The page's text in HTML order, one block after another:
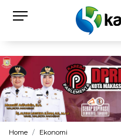
Home Ekonomi